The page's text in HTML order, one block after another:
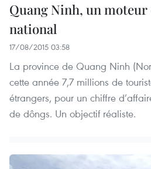
Quang Ninh, un
national
17/08/2015 03:58
La province de Quang Ninh
cette année 7,7 millions de
étrangers, pour un chiffre
de dôngs. Un objectif réaliste.